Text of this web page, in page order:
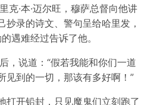
克·本·迈尔旺，穆萨总督向他讲
抄录的诗文、警句呈给哈里发，
遇难经过告诉了他。
，说道：“假若我能和你们一道
见到的一切，那该有多好啊！”
打开铅封，只见魔鬼们立刻跑了